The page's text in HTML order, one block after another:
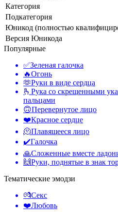
Категория
Подкатегория
Юникод (полностью
Версия Юникода
Популярные
✅Зеленая галочка
🔥Огонь
🫶Руки в виде сердца
🫰 Рука со скрещенными
пальцами
🙃Перевернутое лицо
❤️Красное сердце
🫠Плавящееся лицо
✔️Галочка
🙏Сложенные вместе
🙌Руки, поднятые в знак
Тематические эмодзи
💏Секс
❤️Любовь